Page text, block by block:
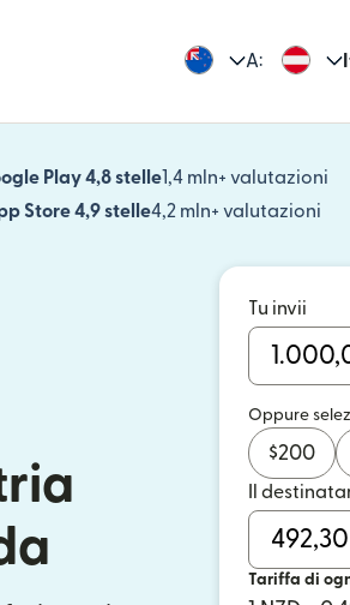
A:
Play 4,8 stelle1,4 mln+ valutazioni
Store 4,9 stelle4,2 mln+ valutazioni
Tu invii
Oppure
$200
Il
Tariffa di